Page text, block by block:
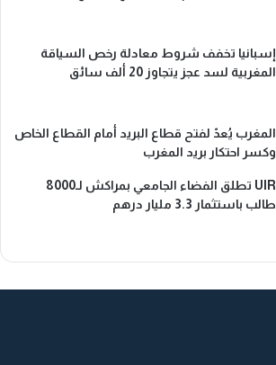
إسبانيا تخفف شروط معادلة رخص السياقة
المغربية لسد عجز يتجاوز 20 ألف سائق
المغرب يُعدّ لفتح قطاع البريد أمام القطاع الخاص
وكسر احتكار بريد المغرب
UIR تطلق الفضاء الجامعي بمراكش لـ8000
طالب باستثمار 3.3 مليار درهم